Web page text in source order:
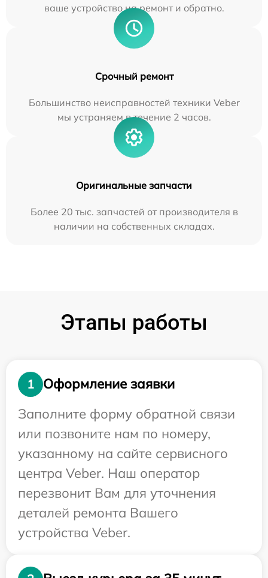
ваше устройство на ремонт и обратно.
Срочный ремонт
Большинство неисправностей техники Veber
мы устраняем в течение 2 часов.
Оригинальные запчасти
Более 20 тыс. запчастей от производителя в
наличии на собственных складах.
Этапы работы
1
Оформление заявки
Заполните форму обратной связи
или позвоните нам по номеру,
указанному на сайте сервисного
центра Veber. Наш оператор
перезвонит Вам для уточнения
деталей ремонта Вашего
устройства Veber.